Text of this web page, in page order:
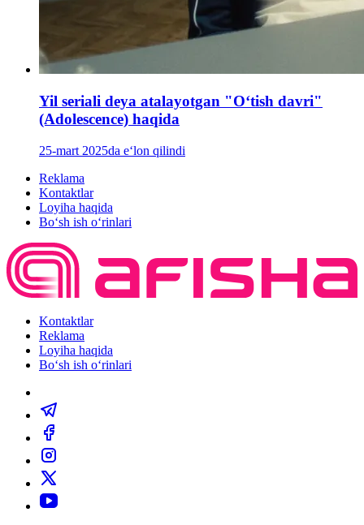
Yil seriali deya atalayotgan "Oʻtish davri"
(Adolescence) haqida
25-mart 2025da e‘lon qilindi
Reklama
Kontaktlar
Loyiha haqida
Bo‘sh ish o‘rinlari
Kontaktlar
Reklama
Loyiha haqida
Bo‘sh ish o‘rinlari